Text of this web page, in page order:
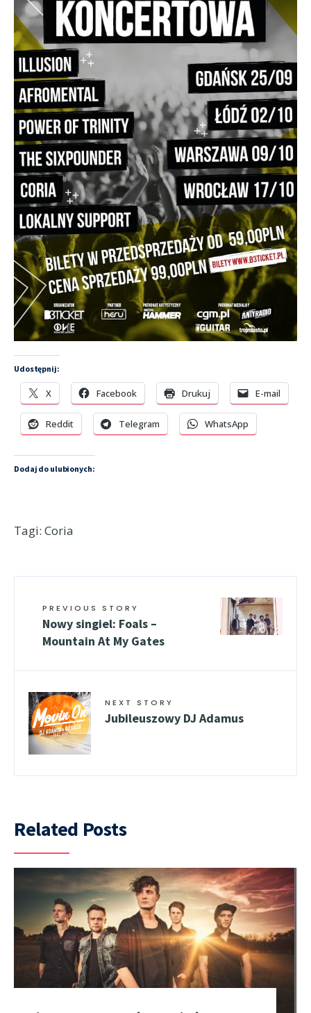
Udostępnij:
X Facebook Drukuj E-mail
Reddit Telegram WhatsApp
Dodaj do ulubionych:
Tagi: Coria
PREVIOUS STORY
Nowy singiel: Foals –
Mountain At My Gates
NEXT STORY
Jubileuszowy DJ Adamus
Related Posts